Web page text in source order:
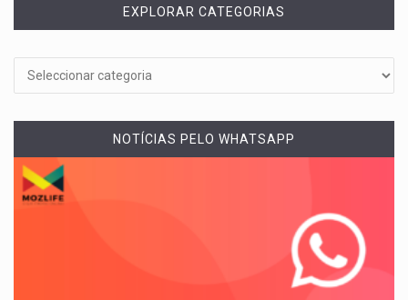
EXPLORAR CATEGORIAS
NOTÍCIAS PELO WHATSAPP